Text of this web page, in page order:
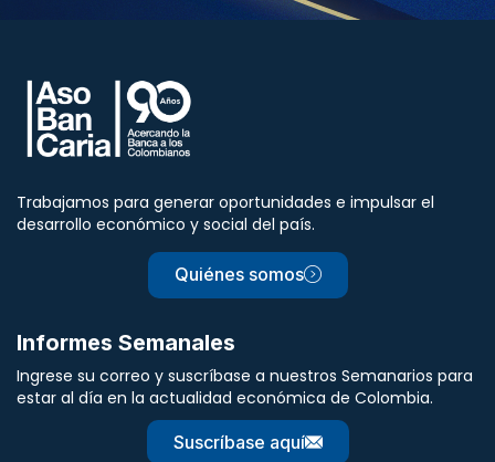
Trabajamos para generar oportunidades e impulsar el
desarrollo económico y social del país.
Quiénes somos
Informes Semanales
Ingrese su correo y suscríbase a nuestros Semanarios para
estar al día en la actualidad económica de Colombia.
Suscríbase aquí